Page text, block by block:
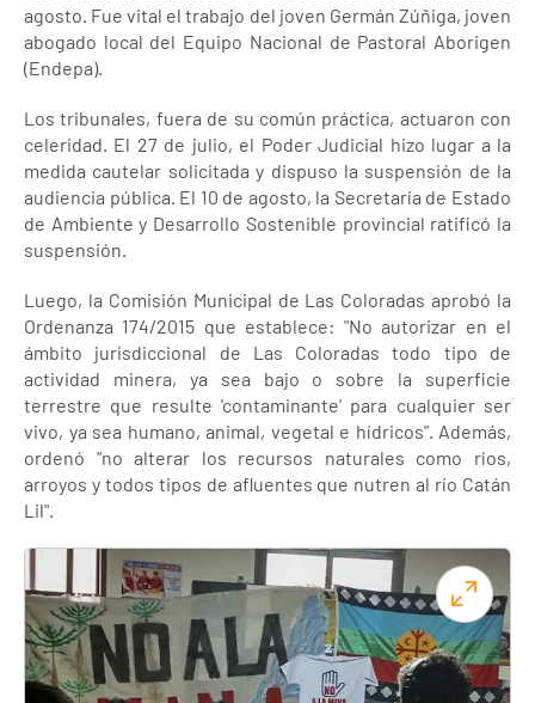
agosto. Fue vital el trabajo del joven Germán Zúñiga, joven
abogado local del Equipo Nacional de Pastoral Aborigen
(Endepa).
Los tribunales, fuera de su común práctica, actuaron con
celeridad. El 27 de julio, el Poder Judicial hizo lugar a la
medida cautelar solicitada y dispuso la suspensión de la
audiencia pública. El 10 de agosto, la Secretaría de Estado
de Ambiente y Desarrollo Sostenible provincial ratificó la
suspensión.
Luego, la Comisión Municipal de Las Coloradas aprobó la
Ordenanza 174/2015 que establece: "No autorizar en el
ámbito jurisdiccional de Las Coloradas todo tipo de
actividad minera, ya sea bajo o sobre la superficie
terrestre que resulte 'contaminante' para cualquier ser
vivo, ya sea humano, animal, vegetal e hídricos". Además,
ordenó "no alterar los recursos naturales como ríos,
arroyos y todos tipos de afluentes que nutren al río Catán
Lil".